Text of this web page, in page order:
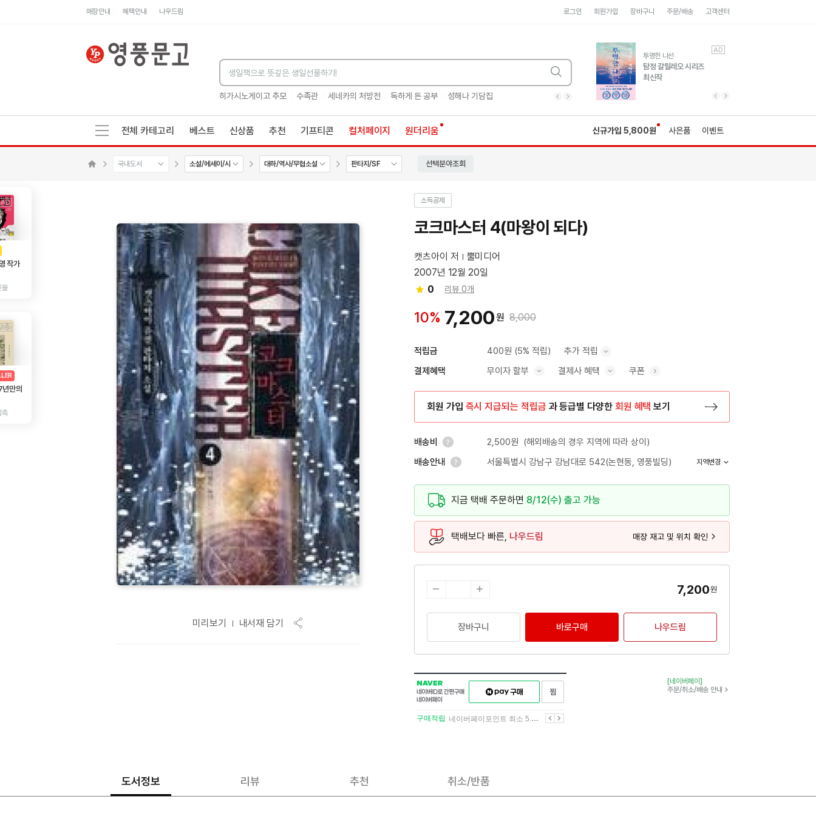
매장안내 혜택안내 나우드림 로그인 회원가입 장바구니 주문/배송 고객센터
히가시노게이고 추모 수족관 세네카의 처방전 독하게 돈 공부 성해나 기담집 히가시노게이고 추모 수족관 독하게 돈 공부
유럽 도시 기행3
풍성한 서사와 인문학적
통찰!
AD
투명한 나선
탐정 갈릴레오 시리즈
최신작
AD
전체 카테고리 베스트 신상품 추천 기프티콘 컬처페이지 원더리움 신규가입 5,800원 사은품 이벤트
국내도서 소설/에세이/시 대하/역사/무협소설 판타지/SF 선택분야조회
AD
작가
물
AD
년만의
촉
미리보기 내서재 담기
소득공제
코크마스터 4(마왕이 되다)
캣츠아이 저
뿔미디어
2007년 12월 20일
0
리뷰 0개
10% 7,200원 8,000
적립금 400원 (5% 적립) 추가 적립
결제혜택 무이자 할부 결제사 혜택 쿠폰
회원 가입 즉시 지급되는 적립금 과 등급별 다양한 회원 혜택 보기
배송비 2,500원 (해외배송의 경우 지역에 따라 상이)
배송안내
서울특별시 강남구 강남대로 542(논현동, 영풍빌딩) 지역변경
지금 택배 주문하면 8/12(수) 출고 가능
택배보다 빠른, 나우드림 매장 재고 및 위치 확인
7,200원
장바구니 바로구매 나우드림
NAVER
네이버
ID로
간편구매
네이버페이
구매하기
이전
구매적립 네이버페이포인트 최소 5.5% 적립 다음
[네이버페이]
주문/취소/배송 안내
도서정보 리뷰 추천 취소/반품